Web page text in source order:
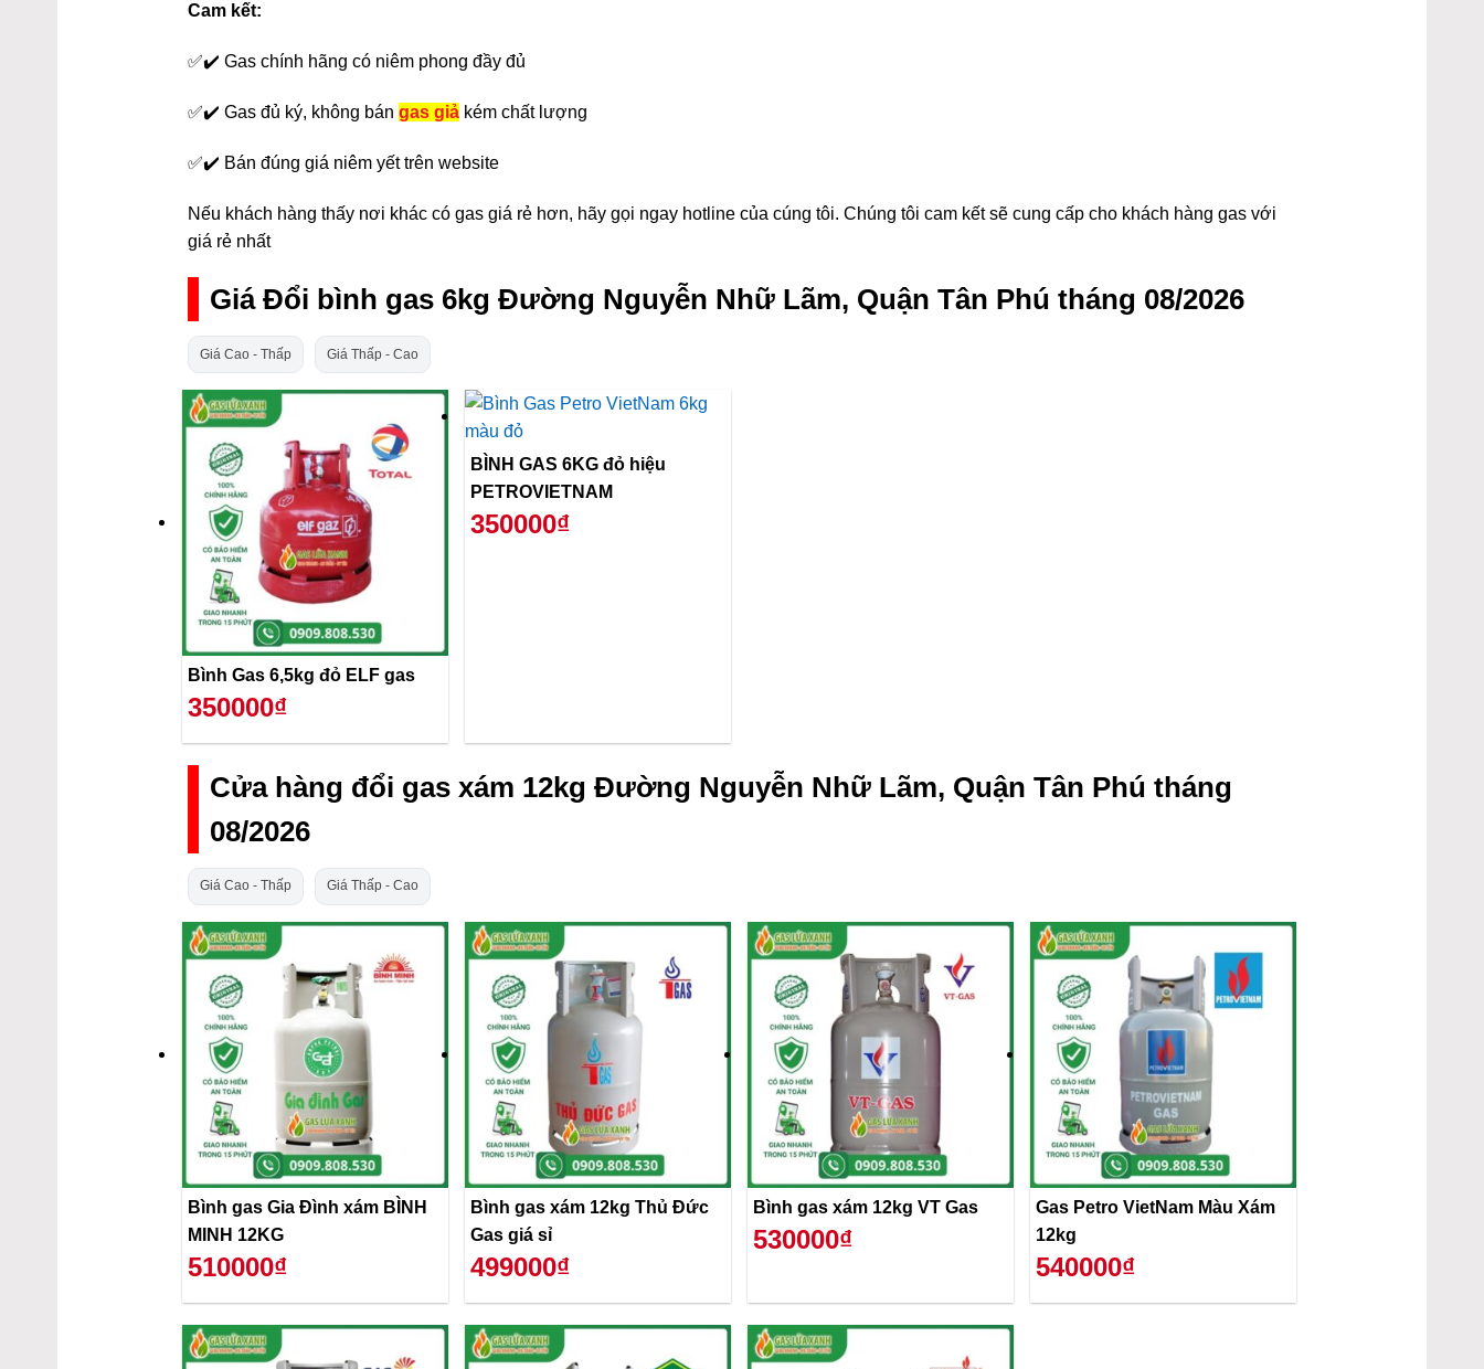
Cam kết:
✅✔️ Gas chính hãng có niêm phong đầy đủ
✅✔️ Gas đủ ký, không bángas giả kém chất lượng
✅✔️ Bán đúng giá niêm yết trên website
Nếu khách hàng thấy nơi khác có gas giá rẻ hơn, hãy gọi ngay hotline của cúng tôi. Chúng tôi cam kết sẽ cung cấp cho khách hàng gas với
giá rẻ nhất
Giá Đổi bình gas 6kg Đường Nguyễn Nhữ Lãm, Quận Tân Phú tháng 08/2026
Giá Cao - Thấp Giá Thấp - Cao
Bình Gas 6,5kg đỏ ELF gas
350000₫
BÌNH GAS 6KG đỏ hiệu
PETROVIETNAM
350000₫
Cửa hàng đổi gas xám 12kg Đường Nguyễn Nhữ Lãm, Quận Tân Phú tháng
08/2026
Giá Cao - Thấp Giá Thấp - Cao
Bình gas Gia Đình xám BÌNH
MINH 12KG
510000₫
Bình gas xám 12kg Thủ Đức
Gas giá sỉ
499000₫
Bình gas xám 12kg VT Gas
530000₫
Gas Petro VietNam Màu Xám
12kg
540000₫